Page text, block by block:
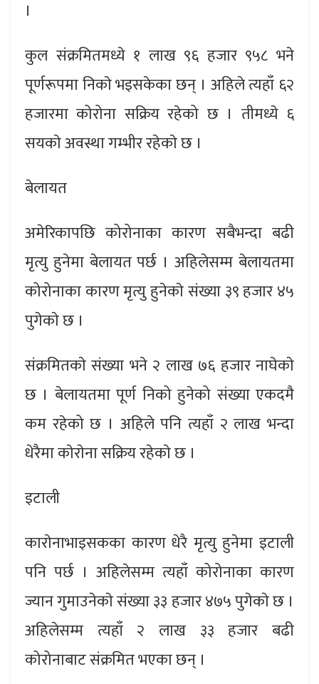
।
कुल संक्रमितमध्ये १ लाख ९६ हजार ९५८ भने
पूर्णरूपमा निकाे भइसकेका छन् । अहिले त्यहाँ ६२
हजारमा कोरोना सक्रिय रहेको छ । तीमध्ये ६
सयकाे अवस्था गम्भीर रहेकाे छ ।
बेलायत
अमेरिकापछि कोरोनाका कारण सबैभन्दा बढी
मृत्यु हुनेमा बेलायत पर्छ । अहिलेसम्म बेलायतमा
कोरोनाका कारण मृत्यु हुनेकाे संख्या ३९ हजार ४५
पुगेकाे छ ।
संक्रमितकाे संख्या भने २ लाख ७६ हजार नाघेकाे
छ । बेलायतमा पूर्ण निको हुनेको संख्या एकदमै
कम रहेको छ । अहिले पनि त्यहाँ २ लाख भन्दा
धेरैमा काेराेना सक्रिय रहेकाे छ ।
इटाली
काराेनाभाइसकका कारण धेरै मृत्यु हुनेमा इटाली
पनि पर्छ । अहिलेसम्म त्यहाँ कोरोनाका कारण
ज्यान गुमाउनेकाे संख्या ३३ हजार ४७५ पुगेकाे छ ।
अहिलेसम्म त्यहाँ २ लाख ३३ हजार बढी
कोरोनाबाट संक्रमित भएका छन् ।